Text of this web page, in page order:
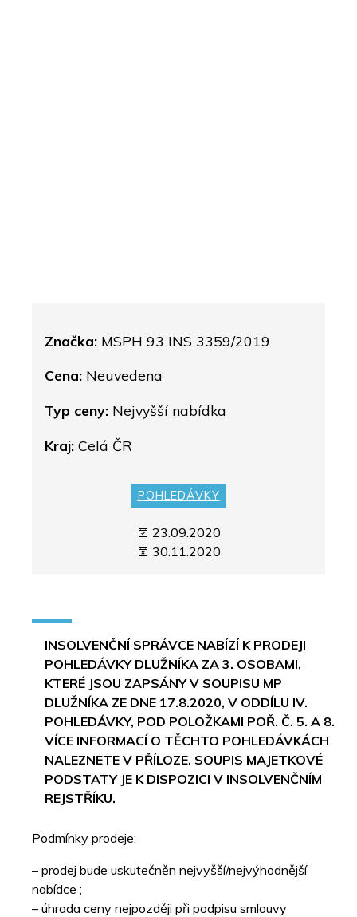
Značka: MSPH 93 INS 3359/2019
Cena: Neuvedena
Typ ceny: Nejvyšší nabídka
Kraj: Celá ČR
POHLEDÁVKY
23.09.2020
30.11.2020
INSOLVENČNÍ SPRÁVCE NABÍZÍ K PRODEJI
POHLEDÁVKY DLUŽNÍKA ZA 3. OSOBAMI,
KTERÉ JSOU ZAPSÁNY V SOUPISU MP
DLUŽNÍKA ZE DNE 17.8.2020, V ODDÍLU IV.
POHLEDÁVKY, POD POLOŽKAMI POŘ. Č. 5. A 8.
VÍCE INFORMACÍ O TĚCHTO POHLEDÁVKÁCH
NALEZNETE V PŘÍLOZE. SOUPIS MAJETKOVÉ
PODSTATY JE K DISPOZICI V INSOLVENČNÍM
REJSTŘÍKU.
Podmínky prodeje:
– prodej bude uskutečněn nejvyšší/nejvýhodnější
nabídce ;
– úhrada ceny nejpozději při podpisu smlouvy